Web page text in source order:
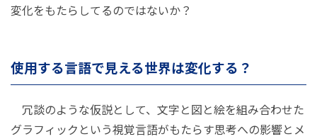
変化をもたらしてるのではないか？
使用する言語で見える世界は変化する？
冗談のような仮説として、文字と図と絵を組み合わせた
グラフィックという視覚言語がもたらす思考への影響とメ